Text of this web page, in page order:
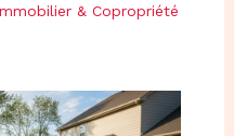
& Copropriété